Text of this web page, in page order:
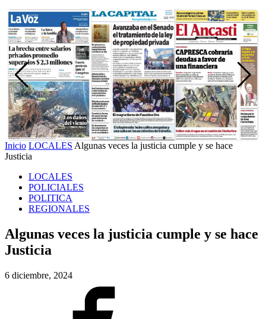
Inicio LOCALES Algunas veces la justicia cumple y se hace
Justicia
LOCALES
POLICIALES
POLITICA
REGIONALES
Algunas veces la justicia cumple y se hace
Justicia
6 diciembre, 2024